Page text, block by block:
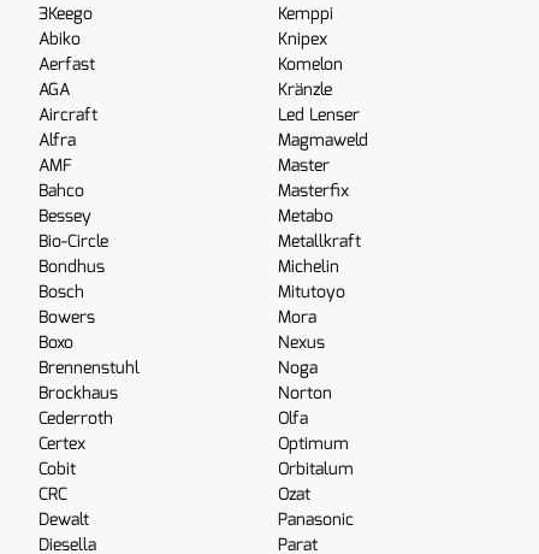
3Keego
Abiko
Aerfast
AGA
Aircraft
Alfra
AMF
Bahco
Bessey
Bio-Circle
Bondhus
Bosch
Bowers
Boxo
Brennenstuhl
Brockhaus
Cederroth
Certex
Cobit
CRC
Dewalt
Diesella
Kemppi
Knipex
Komelon
Kränzle
Led Lenser
Magmaweld
Master
Masterfix
Metabo
Metallkraft
Michelin
Mitutoyo
Mora
Nexus
Noga
Norton
Olfa
Optimum
Orbitalum
Ozat
Panasonic
Parat